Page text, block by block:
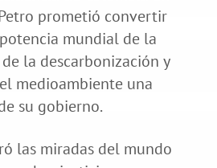
prometió convertir
mundial de la
la descarbonización y
medioambiente una
su gobierno.
las miradas del mundo